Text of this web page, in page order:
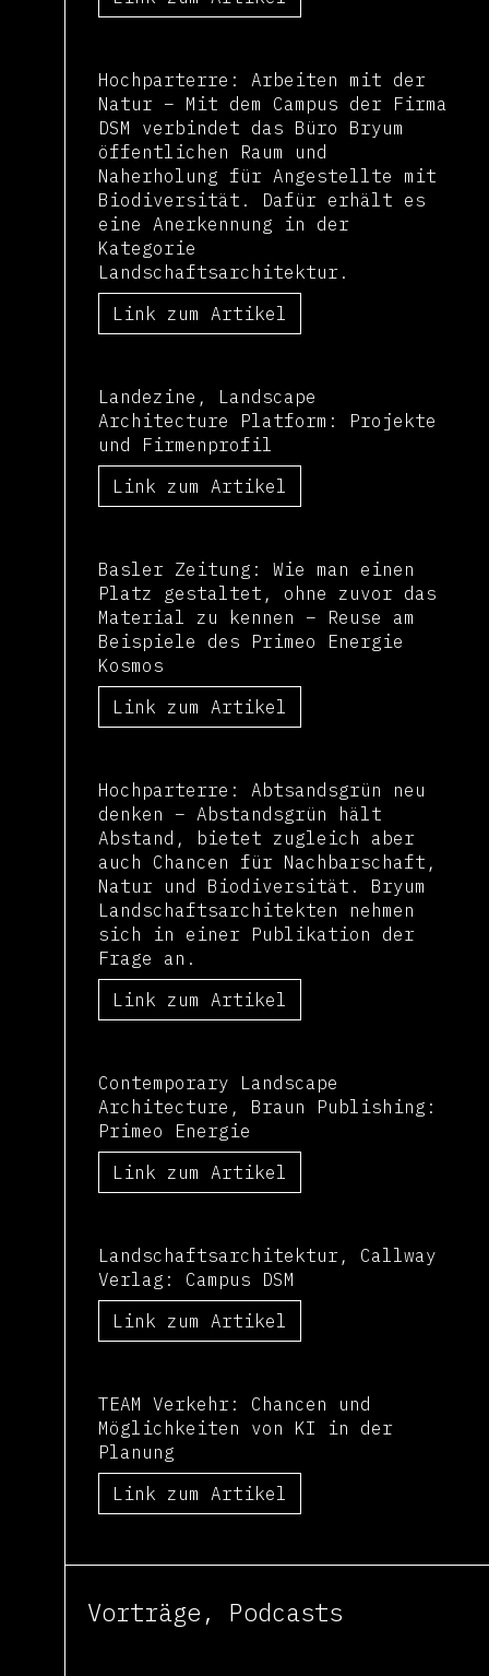
Hochparterre: Arbeiten mit der
Natur – Mit dem Campus der Firma
DSM verbindet das Büro Bryum
öffentlichen Raum und
Naherholung für Angestellte mit
Biodiversität. Dafür erhält es
eine Anerkennung in der
Kategorie
Landschaftsarchitektur.
Link zum Artikel
Landezine, Landscape
Architecture Platform: Projekte
und Firmenprofil
Link zum Artikel
Basler Zeitung: Wie man einen
Platz gestaltet, ohne zuvor das
Material zu kennen – Reuse am
Beispiele des Primeo Energie
Kosmos
Link zum Artikel
Hochparterre: Abtsandsgrün neu
denken – Abstandsgrün hält
Abstand, bietet zugleich aber
auch Chancen für Nachbarschaft,
Natur und Biodiversität. Bryum
Landschafts­architekten nehmen
sich in einer Publikation der
Frage an.
Link zum Artikel
Contemporary Landscape
Architecture, Braun Publishing:
Primeo Energie
Link zum Artikel
Landschaftsarchitektur, Callway
Verlag: Campus DSM
Link zum Artikel
TEAM Verkehr: Chancen und
Möglichkeiten von KI in der
Planung
Link zum Artikel
Vorträge, Podcasts